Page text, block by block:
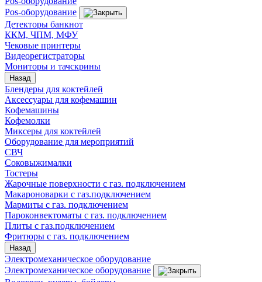
Pos-оборудование
Детекторы банкнот
ККМ, ЧПМ, МФУ
Чековые принтеры
Видеорегистраторы
Мониторы и тачскрины
Назад
Блендеры для коктейлей
Аксессуары для кофемашин
Кофемашины
Кофемолки
Миксеры для коктейлей
Оборудование для мероприятий
СВЧ
Соковыжималки
Тостеры
Жарочные поверхности с газ. подключением
Макароноварки с газ.подключением
Мармиты с газ. подключением
Пароконвектоматы с газ. подключением
Плиты с газ.подключением
Фритюры с газ. подключением
Назад
Электромеханическое оборудование
Электромеханическое оборудование